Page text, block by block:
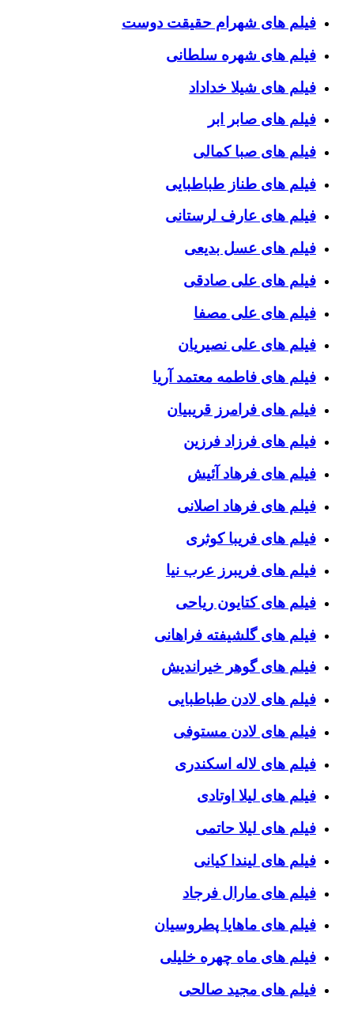
فیلم های شهرام حقیقت دوست
فیلم های شهره سلطانی
فیلم های شیلا خداداد
فیلم های صابر ابر
فیلم های صبا کمالی
فیلم های طناز طباطبایی
فیلم های عارف لرستانی
فیلم های عسل بدیعی
فیلم های علی صادقی
فیلم های علی مصفا
فیلم های علی نصیریان
فیلم های فاطمه معتمد آریا
فیلم های فرامرز قریبیان
فیلم های فرزاد فرزین
فیلم های فرهاد آئیش
فیلم های فرهاد اصلانی
فیلم های فریبا کوثری
فیلم های فریبرز عرب نیا
فیلم های کتایون ریاحی
فیلم های گلشیفته فراهانی
فیلم های گوهر خیراندیش
فیلم های لادن طباطبایی
فیلم های لادن مستوفی
فیلم های لاله اسکندری
فیلم های لیلا اوتادی
فیلم های لیلا حاتمی
فیلم های لیندا کیانی
فیلم های مارال فرجاد
فیلم های ماهایا پطروسیان
فیلم های ماه چهره خلیلی
فیلم های مجید صالحی